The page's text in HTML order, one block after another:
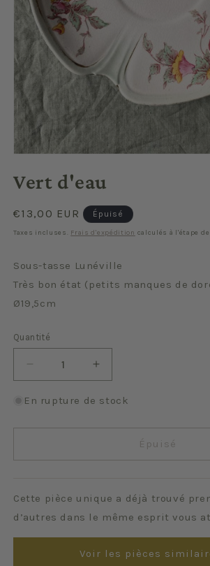
média
1
une
fenêtre
modale
Vert d'eau
Prix
habituel
€13,00 EUR Épuisé
Taxes incluses. Frais d'expédition calculés à l'étape
Sous-tasse Lunéville
Très bon état (petits manques de
Ø19,5cm
Quantité
Quantité
Réduire
la
quantité
Vert
Augmenter
la
quantité
Vert
d&#39;eau
En rupture de stock
Épuisé
Cette pièce unique a déjà trouvé
d’autres dans le même esprit vous
Voir les pièces